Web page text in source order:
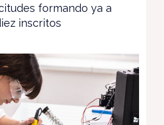
formando ya a
inscritos